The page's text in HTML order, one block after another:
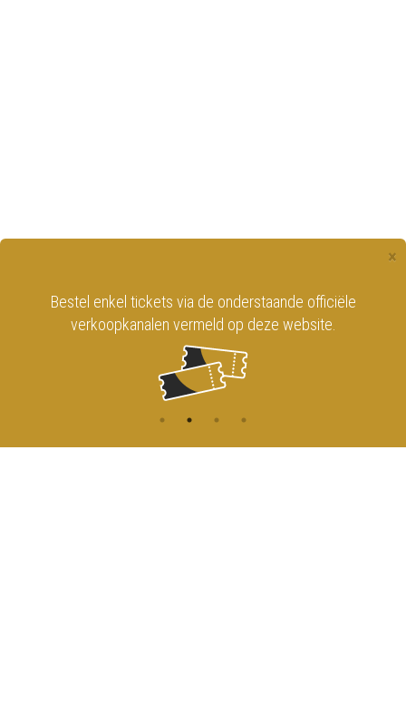
×
Bestel enkel tickets via de onderstaande officiële
verkoopkanalen vermeld op deze website.